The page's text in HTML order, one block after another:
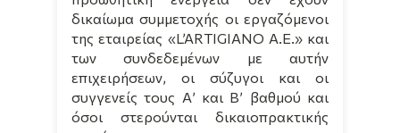
δικαίωμα συμμετοχής οι εργαζόμενοι
της εταιρείας «L’ARTIGIANO A.E.» και
των συνδεδεμένων με αυτήν
επιχειρήσεων, οι σύζυγοι και οι
συγγενείς τους Α’ και Β’ βαθμού και
όσοι στερούνται δικαιοπρακτικής